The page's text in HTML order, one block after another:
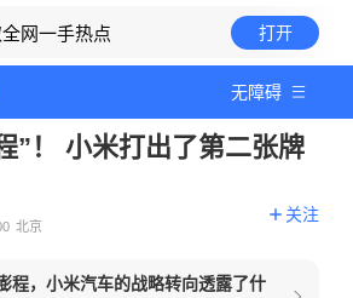
全网一手热点 打开
无障碍
”！ 小米打出了第二张牌
北京
关注
程，小米汽车的战略转向透露了什